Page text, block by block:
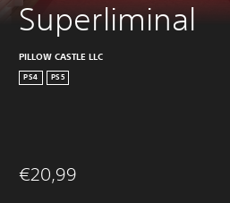
Superliminal
PILLOW CASTLE LLC
PS4 PS5
€20,99